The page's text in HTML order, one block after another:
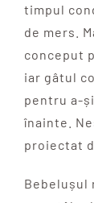
timpul
de mers.
conceput
iar gâtul
pentru a-
înainte.
proiectat
Bebelușul